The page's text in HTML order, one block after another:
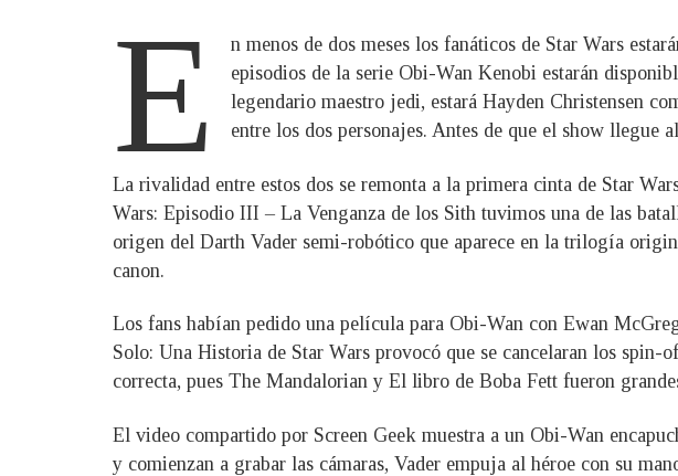
E
n menos de dos meses los fanáticos de Star Wars
episodios de la serie Obi-Wan Kenobi estarán
legendario maestro jedi, estará Hayden Christensen
entre los dos personajes. Antes de que el show llegue
La rivalidad entre estos dos se remonta a la primera cinta de Star
Wars: Episodio III – La Venganza de los Sith tuvimos una de las
origen del Darth Vader semi-robótico que aparece en la trilogía
canon.
Los fans habían pedido una película para Obi-Wan con Ewan
Solo: Una Historia de Star Wars provocó que se cancelaran los
correcta, pues The Mandalorian y El libro de Boba Fett fueron
El video compartido por Screen Geek muestra a un Obi-Wan
y comienzan a grabar las cámaras, Vader empuja al héroe con su